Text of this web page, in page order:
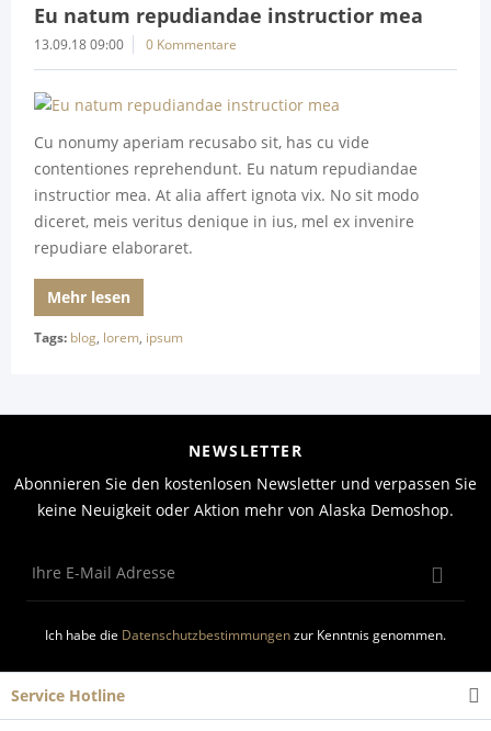
Eu natum repudiandae instructior mea
13.09.18 09:00 0 Kommentare
Cu nonumy aperiam recusabo sit, has cu vide
contentiones reprehendunt. Eu natum repudiandae
instructior mea. At alia affert ignota vix. No sit modo
diceret, meis veritus denique in ius, mel ex invenire
repudiare elaboraret.
Mehr lesen
Tags: blog, lorem, ipsum
NEWSLETTER
Abonnieren Sie den kostenlosen Newsletter und verpassen Sie
keine Neuigkeit oder Aktion mehr von Alaska Demoshop.
Ich habe die Datenschutzbestimmungenzur Kenntnis genommen.
Service Hotline